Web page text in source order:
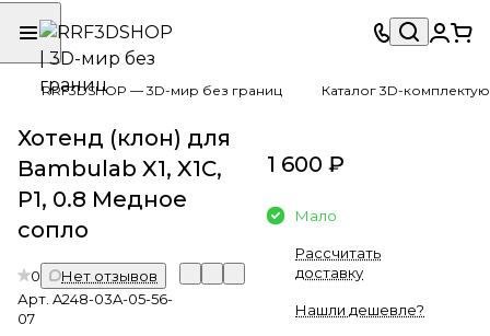
RRF3DSHOP — 3D-мир без границ Каталог 3D-
Хотенд (клон) для
Bambulab X1, X1C,
P1, 0.8 Медное
сопло
0
Нет отзывов
Арт. A248-03A-05-56-
07
1 600 ₽
Мало
Рассчитать
доставку
Нашли дешевле?